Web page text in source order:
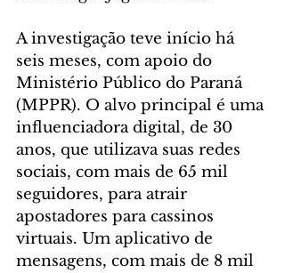
A investigação teve início há
seis meses, com apoio do
Ministério Público do Paraná
(MPPR). O alvo principal é uma
influenciadora digital, de 30
anos, que utilizava suas redes
sociais, com mais de 65 mil
seguidores, para atrair
apostadores para cassinos
virtuais. Um aplicativo de
mensagens, com mais de 8 mil